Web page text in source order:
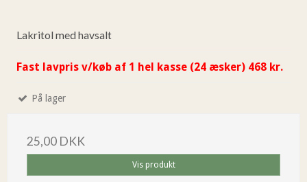
Lakritol med havsalt
Fast lavpris v/køb af 1 hel kasse (24 æsker) 468 kr.
På lager
25,00 DKK
Vis produkt